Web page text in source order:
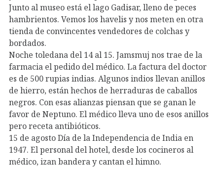
Junto al museo está el lago Gadisar, lleno de peces
hambrientos. Vemos los havelis y nos meten en otra
tienda de convincentes vendedores de colchas y
bordados.
Noche toledana del 14 al 15. Jamsmuj nos trae de la
farmacia el pedido del médico. La factura del doctor
es de 500 rupias indias. Algunos indios llevan anillos
de hierro, están hechos de herraduras de caballos
negros. Con esas alianzas piensan que se ganan le
favor de Neptuno. El médico lleva uno de esos anillos
pero receta antibióticos.
15 de agosto Día de la Independencia de India en
1947. El personal del hotel, desde los cocineros al
médico, izan bandera y cantan el himno.